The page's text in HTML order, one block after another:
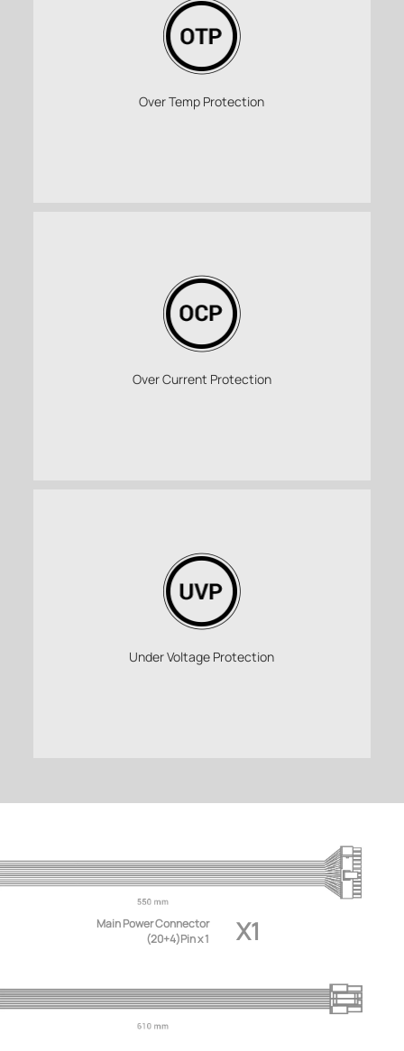
Over Temp Protection
Over Current Protection
Under Voltage Protection
Main Power Connector
(20+4)Pin x 1
X1